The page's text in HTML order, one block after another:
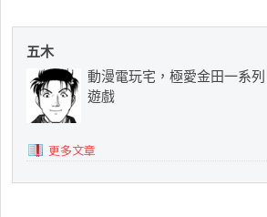
五木
動漫電玩宅，極愛金田一系
遊戲
更多文章